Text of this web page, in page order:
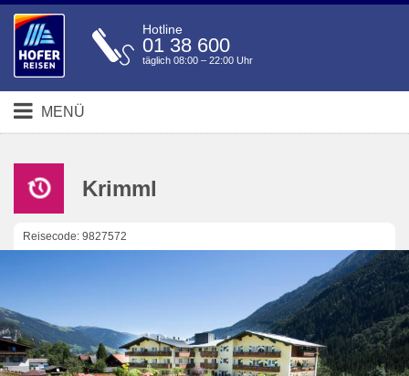
Hotline
01 38 600
täglich 08:00 – 22:00 Uhr
MENÜ
Krimml
Reisecode: 9827572